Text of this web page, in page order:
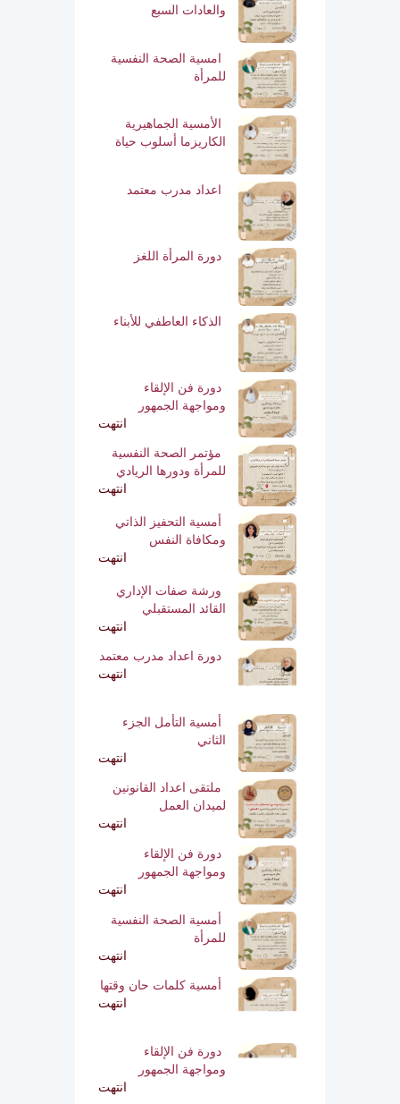
والعادات السبع
امسية الصحة النفسية
للمرأة
الأمسية الجماهيرية
الكاريزما أسلوب حياة
اعداد مدرب معتمد
دورة المرأة اللغز
الذكاء العاطفي للأبناء
دورة فن الإلقاء
ومواجهة الجمهور
انتهت
مؤتمر الصحة النفسية
للمرأة ودورها الريادي
انتهت
أمسية التحفيز الذاتي
ومكافاة النفس
انتهت
ورشة صفات الإداري
القائد المستقبلي
انتهت
دورة اعداد مدرب معتمد
انتهت
أمسية التأمل الجزء
الثاني
انتهت
ملتقى اعداد القانونين
لميدان العمل
انتهت
دورة فن الإلقاء
ومواجهة الجمهور
انتهت
أمسية الصحة النفسية
للمرأة
انتهت
أمسية كلمات حان وقتها
انتهت
دورة فن الإلقاء
ومواجهة الجمهور
انتهت